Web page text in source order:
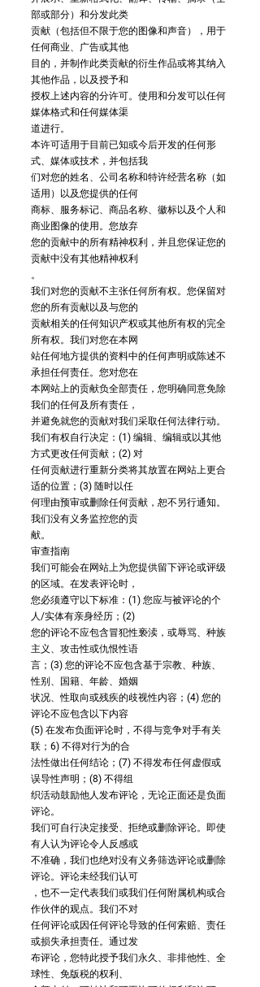
部或部分）和分发此类
贡献（包括但不限于您的图像和声音），用于
任何商业、广告或其他
目的，并制作此类贡献的衍生作品或将其纳入
其他作品，以及授予和
授权上述内容的分许可。使用和分发可以任何
媒体格式和任何媒体渠
道进行。
本许可适用于目前已知或今后开发的任何形
式、媒体或技术，并包括我
们对您的姓名、公司名称和特许经营名称（如
适用）以及您提供的任何
商标、服务标记、商品名称、徽标以及个人和
商业图像的使用。您放弃
您的贡献中的所有精神权利，并且您保证您的
贡献中没有其他精神权利
。
我们对您的贡献不主张任何所有权。您保留对
您的所有贡献以及与您的
贡献相关的任何知识产权或其他所有权的完全
所有权。我们对您在本网
站任何地方提供的资料中的任何声明或陈述不
承担任何责任。您对您在
本网站上的贡献负全部责任，您明确同意免除
我们的任何及所有责任，
并避免就您的贡献对我们采取任何法律行动。
我们有权自行决定：(1) 编辑、编辑或以其他
方式更改任何贡献；(2) 对
任何贡献进行重新分类将其放置在网站上更合
适的位置；(3) 随时以任
何理由预审或删除任何贡献，恕不另行通知。
我们没有义务监控您的贡
献。
审查指南
我们可能会在网站上为您提供留下评论或评级
的区域。在发表评论时，
您必须遵守以下标准：(1) 您应与被评论的个
人/实体有亲身经历；(2)
您的评论不应包含冒犯性亵渎，或辱骂、种族
主义、攻击性或仇恨性语
言；(3) 您的评论不应包含基于宗教、种族、
性别、国籍、年龄、婚姻
状况、性取向或残疾的歧视性内容；(4) 您的
评论不应包含以下内容
(5) 在发布负面评论时，不得与竞争对手有关
联；6) 不得对行为的合
法性做出任何结论；(7) 不得发布任何虚假或
误导性声明；(8) 不得组
织活动鼓励他人发布评论，无论正面还是负面
评论。
我们可自行决定接受、拒绝或删除评论。即使
有人认为评论令人反感或
不准确，我们也绝对没有义务筛选评论或删除
评论。评论未经我们认可
，也不一定代表我们或我们任何附属机构或合
作伙伴的观点。我们不对
任何评论或因任何评论导致的任何索赔、责任
或损失承担责任。通过发
布评论，您特此授予我们永久、非排他性、全
球性、免版税的权利、